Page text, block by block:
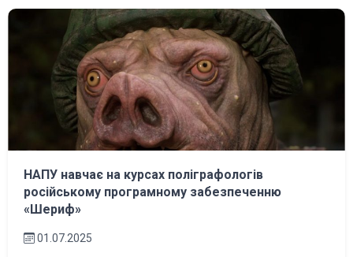
НАПУ навчає на курсах поліграфологів
російському програмному забезпеченню
«Шериф»
01.07.2025